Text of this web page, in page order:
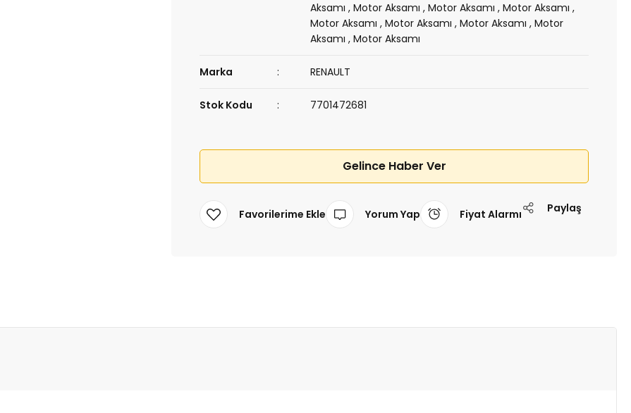
Aksamı ,Motor Aksamı ,Motor Aksamı ,Motor Aksamı ,
Motor Aksamı ,Motor Aksamı ,Motor Aksamı ,Motor
Aksamı ,Motor Aksamı
Marka RENAULT
Stok Kodu 7701472681
Gelince Haber Ver
Yorum Yap Fiyat Alarmı Paylaş